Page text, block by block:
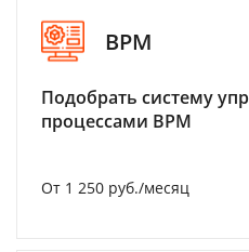
BPM
Подобрать систему
процессами BPM
От 1 250 руб./месяц